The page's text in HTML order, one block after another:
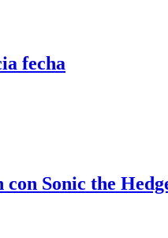
fecha
Sonic the